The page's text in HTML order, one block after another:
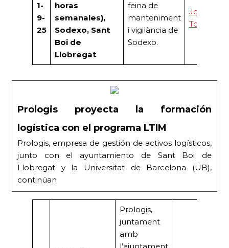
1-
9-
25
horas
semanales),
Sodexo, Sant
Boi de
Llobregat
feina de
manteniment
i vigilància de
Sodexo.
Job
Today
Prologis proyecta la formación
logística con el programa LTIM
Prologis, empresa de gestión de activos logísticos,
junto con el ayuntamiento de Sant Boi de
Llobregat y la Universitat de Barcelona (UB),
continúan
Prologis,
juntament
amb